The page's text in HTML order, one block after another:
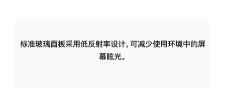
标准玻璃面板采用低反射率设计，可减少使用环境中的屏
幕眩光。